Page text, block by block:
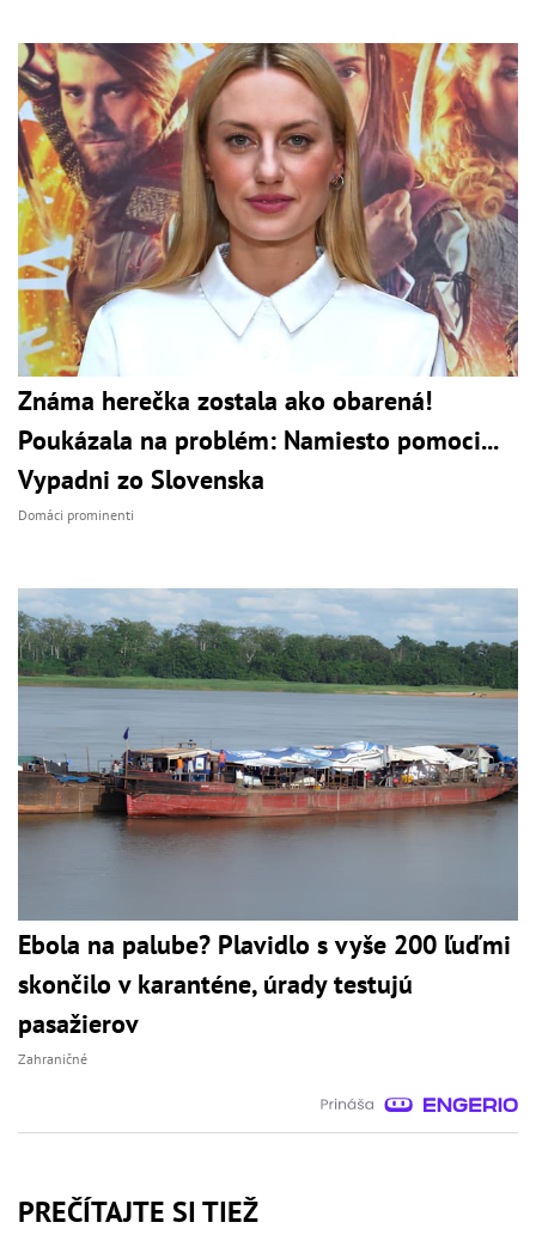
Známa herečka zostala ako obarená!
Poukázala na problém: Namiesto pomoci...
Vypadni zo Slovenska
Domáci prominenti
Ebola na palube? Plavidlo s vyše 200 ľuďmi
skončilo v karanténe, úrady testujú
pasažierov
Zahraničné
PREČÍTAJTE SI TIEŽ